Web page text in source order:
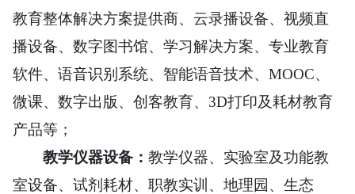
教育整体解决方案提供商、云录播设备、视频直
播设备、数字图书馆、学习解决方案、专业教育
软件、语音识别系统、智能语音技术、MOOC、
微课、数字出版、创客教育、3D打印及耗材教育
产品等；
教学仪器设备： 教学仪器、实验室及功能教
室设备、试剂耗材、职教实训、地理园、生态